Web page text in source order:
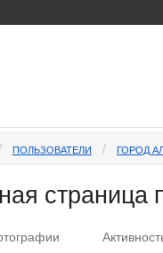
ПОЛЬЗОВАТЕЛИ ГОРОД
страница